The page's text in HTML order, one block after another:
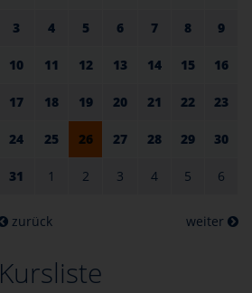
3 4 5 6 7 8 9
10 11 12 13 14 15 16
17 18 19 20 21 22 23
24 25 26 27 28 29 30
31 1 2 3 4 5 6
zurück weiter
Kursliste